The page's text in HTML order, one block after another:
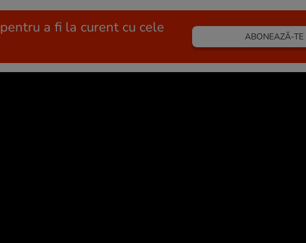
pentru a fi la curent cu cele
ABONEAZĂ-TE